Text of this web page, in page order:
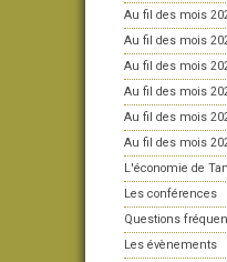
Au fil des mois
Au fil des mois
Au fil des mois
Au fil des mois
Au fil des mois
Au fil des mois
L'économie de
Les conférences
Questions
Les évènements